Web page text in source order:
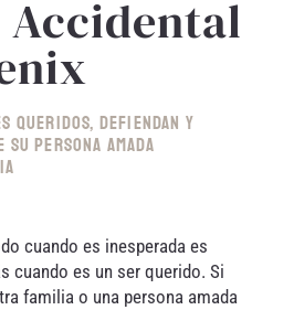
queridos, defiendan y
persona amada
cuando es inesperada es
cuando es un ser querido. Si
familia o una persona amada